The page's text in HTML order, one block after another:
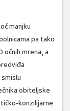
manjku
pa tako
očnih mrena, a
obiteljske
konzilijarne